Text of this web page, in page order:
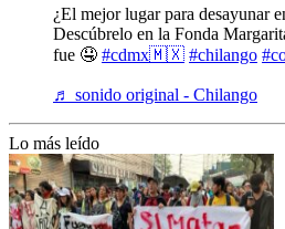
¿El mejor lugar para desayunar
Descúbrelo en la Fonda
fue 🤤 #cdmx🇲🇽 #chilango
♬ sonido original - Chilango
Lo más leído